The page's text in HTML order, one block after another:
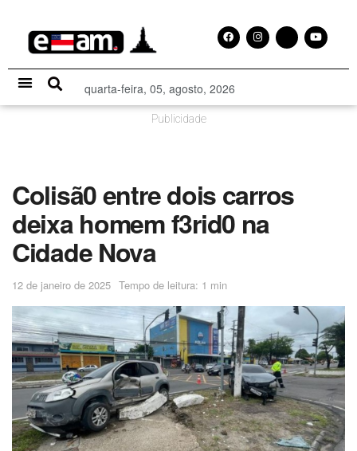
quarta-feira, 05, agosto, 2026
Publicidade
Colisã0 entre dois carros
deixa homem f3rid0 na
Cidade Nova
12 de janeiro de 2025 Tempo de leitura: 1 min